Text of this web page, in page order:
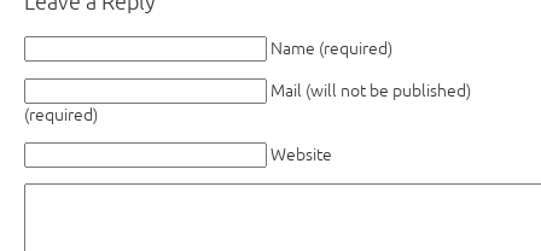
Name (required)
Mail (will not be published)
(required)
Website